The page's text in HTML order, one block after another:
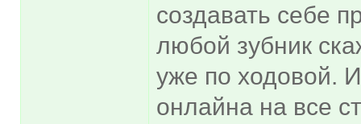
создавать себе
любой зубник
уже по ходовой.
онлайна на все